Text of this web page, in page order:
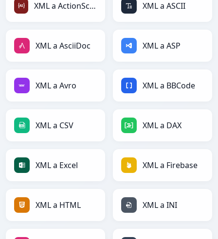
XML a ActionScript XML a ASCII
XML a AsciiDoc XML a ASP
XML a Avro XML a BBCode
XML a CSV XML a DAX
XML a Excel XML a Firebase
XML a HTML XML a INI